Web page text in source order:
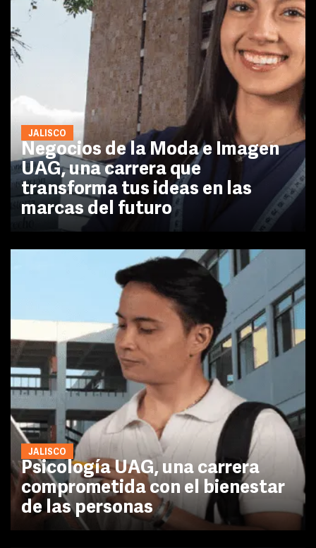
JALISCO
Negocios de la Moda e Imagen
UAG, una carrera que
transforma tus ideas en las
marcas del futuro
JALISCO
Psicología UAG, una carrera
comprometida con el bienestar
de las personas